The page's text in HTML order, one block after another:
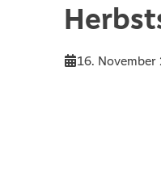
16. November